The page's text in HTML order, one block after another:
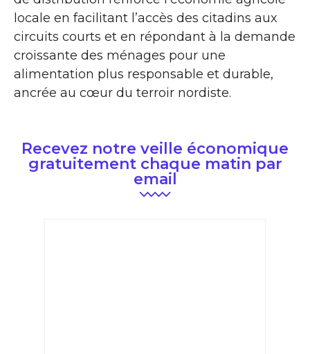
locale en facilitant l’accès des citadins aux
circuits courts et en répondant à la demande
croissante des ménages pour une
alimentation plus responsable et durable,
ancrée au cœur du terroir nordiste.
Recevez notre veille économique
gratuitement chaque matin par
email